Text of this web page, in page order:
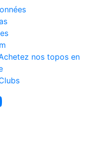
nos topos en